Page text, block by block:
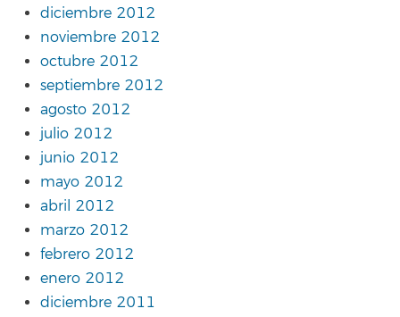
diciembre 2012
noviembre 2012
octubre 2012
septiembre 2012
agosto 2012
julio 2012
junio 2012
mayo 2012
abril 2012
marzo 2012
febrero 2012
enero 2012
diciembre 2011